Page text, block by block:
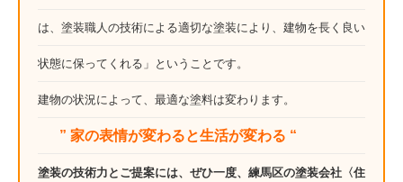
は、塗装職人の技術による適切な塗装により、建物を長く良い
状態に保ってくれる」ということです。
建物の状況によって、最適な塗料は変わります。
” 家の表情が変わると生活が変わる “
塗装の技術力とご提案には、ぜひ一度、練馬区の塗装会社〈住